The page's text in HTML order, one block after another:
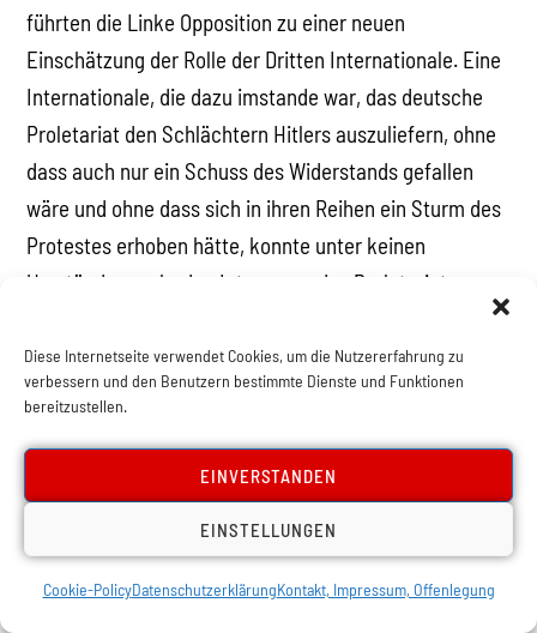
Diese Internetseite verwendet Cookies, um die Nutzererfahrung zu
verbessern und den Benutzern bestimmte Dienste und Funktionen
bereitzustellen.
EINVERSTANDEN
EINSTELLUNGEN
Cookie-PolicyDatenschutzerklärungKontakt, Impressum, Offenlegung
führten die Linke Opposition zu einer neuen
Einschätzung der Rolle der Dritten Internationale. Eine
Internationale, die dazu imstande war, das deutsche
Proletariat den Schlächtern Hitlers auszuliefern, ohne
dass auch nur ein Schuss des Widerstands gefallen
wäre und ohne dass sich in ihren Reihen ein Sturm des
Protestes erhoben hätte, konnte unter keinen
Umständen mehr den Interessen des Proletariats
in Deutschland als „Sieg“ ausgab, konnte unmöglich die
Rolle als Führung des Proletariats erfüllen. Als
Internationale tot; sie war entartet zu einem gefügigen
Werkzeug des Kremls und der russischen Außenpolitik.
Infolgedessen war es zu einer unumgänglichen
Notwendigkeit geworden, die Vorbereitungen für den